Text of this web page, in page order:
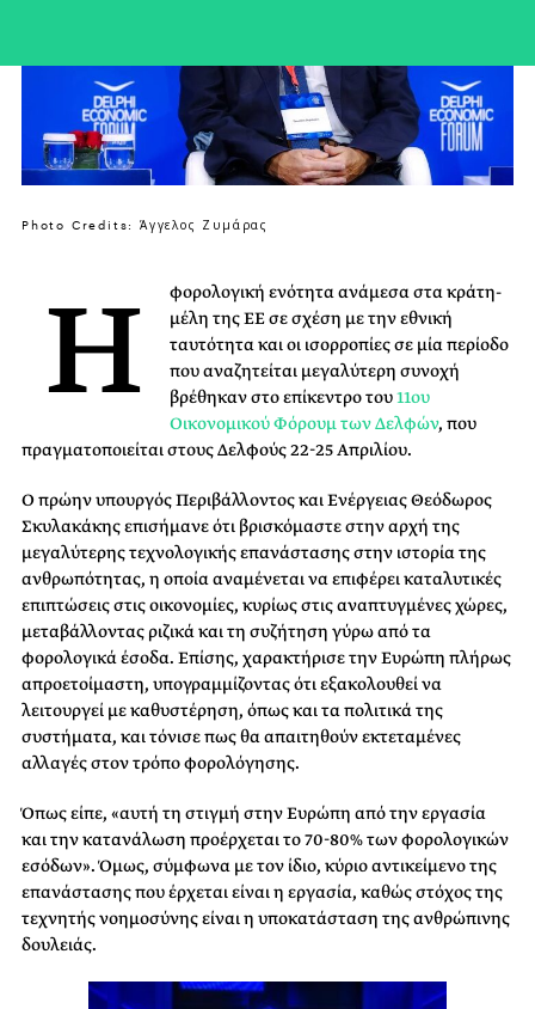
Photo Credits: Άγγελος Ζυμάρας
Η
φορολογική ενότητα ανάμεσα στα κράτη-
μέλη της ΕΕ σε σχέση με την εθνική
ταυτότητα και οι ισορροπίες σε μία περίοδο
που αναζητείται μεγαλύτερη συνοχή
βρέθηκαν στο επίκεντρο του11ου
Οικονομικού Φόρουμ των Δελφών, που
πραγματοποιείται στους Δελφούς 22-25 Απριλίου.
Ο πρώην υπουργός Περιβάλλοντος και Ενέργειας Θεόδωρος
Σκυλακάκης επισήμανε ότι βρισκόμαστε στην αρχή της
μεγαλύτερης τεχνολογικής επανάστασης στην ιστορία της
ανθρωπότητας, η οποία αναμένεται να επιφέρει καταλυτικές
επιπτώσεις στις οικονομίες, κυρίως στις αναπτυγμένες χώρες,
μεταβάλλοντας ριζικά και τη συζήτηση γύρω από τα
φορολογικά έσοδα. Επίσης, χαρακτήρισε την Ευρώπη πλήρως
απροετοίμαστη, υπογραμμίζοντας ότι εξακολουθεί να
λειτουργεί με καθυστέρηση, όπως και τα πολιτικά της
συστήματα, και τόνισε πως θα απαιτηθούν εκτεταμένες
αλλαγές στον τρόπο φορολόγησης.
Όπως είπε, «αυτή τη στιγμή στην Ευρώπη από την εργασία
και την κατανάλωση προέρχεται το 70-80% των φορολογικών
εσόδων». Όμως, σύμφωνα με τον ίδιο, κύριο αντικείμενο της
επανάστασης που έρχεται είναι η εργασία, καθώς στόχος της
τεχνητής νοημοσύνης είναι η υποκατάσταση της ανθρώπινης
δουλειάς.